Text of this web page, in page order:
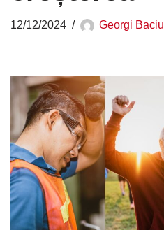
12/12/2024 Georgi Baciu